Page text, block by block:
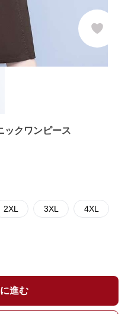
ックワンピース
2XL 3XL 4XL
進む